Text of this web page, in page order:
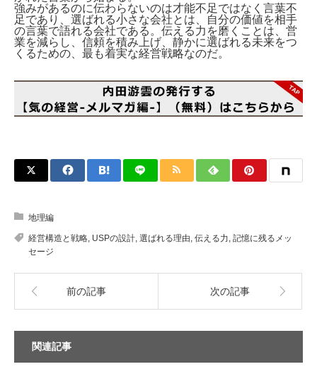
強みがあるのに伝わらないのは才能不足ではなく言葉不
足であり、選ばれる小さな会社とは、自分の価値を相手
の言葉で語れる会社である。伝える力を磨くことは、営
業を減らし、信頼を積み上げ、静かに選ばれる未来をつ
くるための、最も着実な経営戦略なのだ。
地理編
経営構造と戦略, USPの設計, 選ばれる理由, 伝える力, 記憶に残るメッ
セージ
前の記事 次の記事
関連記事